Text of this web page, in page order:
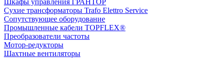
Шкафы управления ГРАНТОР
Сухие трансформаторы Trafo Elettro Service
Сопутствующее оборудование
Промышленные кабели TOPFLEX®
Преобразователи частоты
Мотор-редукторы
Шахтные вентиляторы